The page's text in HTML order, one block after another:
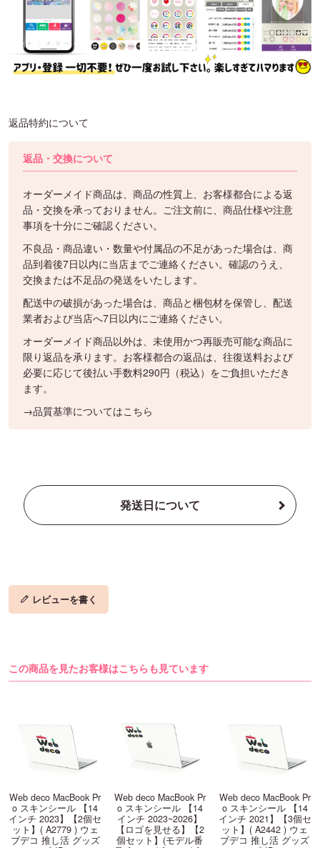
返品特約について
返品・交換について
オーダーメイド商品は、商品の性質上、お客様都合による返
品・交換を承っておりません。ご注文前に、商品仕様や注意
事項を十分にご確認ください。
不良品・商品違い・数量や付属品の不足があった場合は、商
品到着後7日以内に当店までご連絡ください。確認のうえ、
交換または不足品の発送をいたします。
配送中の破損があった場合は、商品と梱包材を保管し、配送
業者および当店へ7日以内にご連絡ください。
オーダーメイド商品以外は、未使用かつ再販売可能な商品に
限り返品を承ります。お客様都合の返品は、往復送料および
必要に応じて後払い手数料290円（税込）をご負担いただき
ます。
→品質基準についてはこちら
発送日について
レビューを書く
この商品を見たお客様はこちらも見ています
Web deco MacBook Pr
o スキンシール 【14
インチ 2023】【2個セ
ット】( A2779 ) ウェ
ブデコ 推し活 グッズ
Web deco MacBook Pr
o スキンシール 【14
インチ 2023~2026】
【ロゴを見せる】【2
個セット】(モデル番
Web deco MacBook Pr
o スキンシール 【14
インチ 2021】【3個セ
ット】( A2442 ) ウェ
ブデコ 推し活 グッズ